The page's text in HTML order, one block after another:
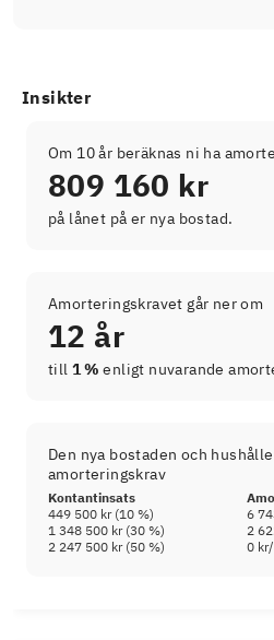
Insikter
Om 10 år beräknas ni ha
809 160 kr
på lånet på er nya bostad.
Amorteringskravet går ner om
12 år
till 1 % enligt nuvarande
Den nya bostaden och
amorteringskrav
Kontantinsats
449 500 kr(10 %) 6
1 348 500 kr(30 %) 2
2 247 500 kr(50 %) 0 kr